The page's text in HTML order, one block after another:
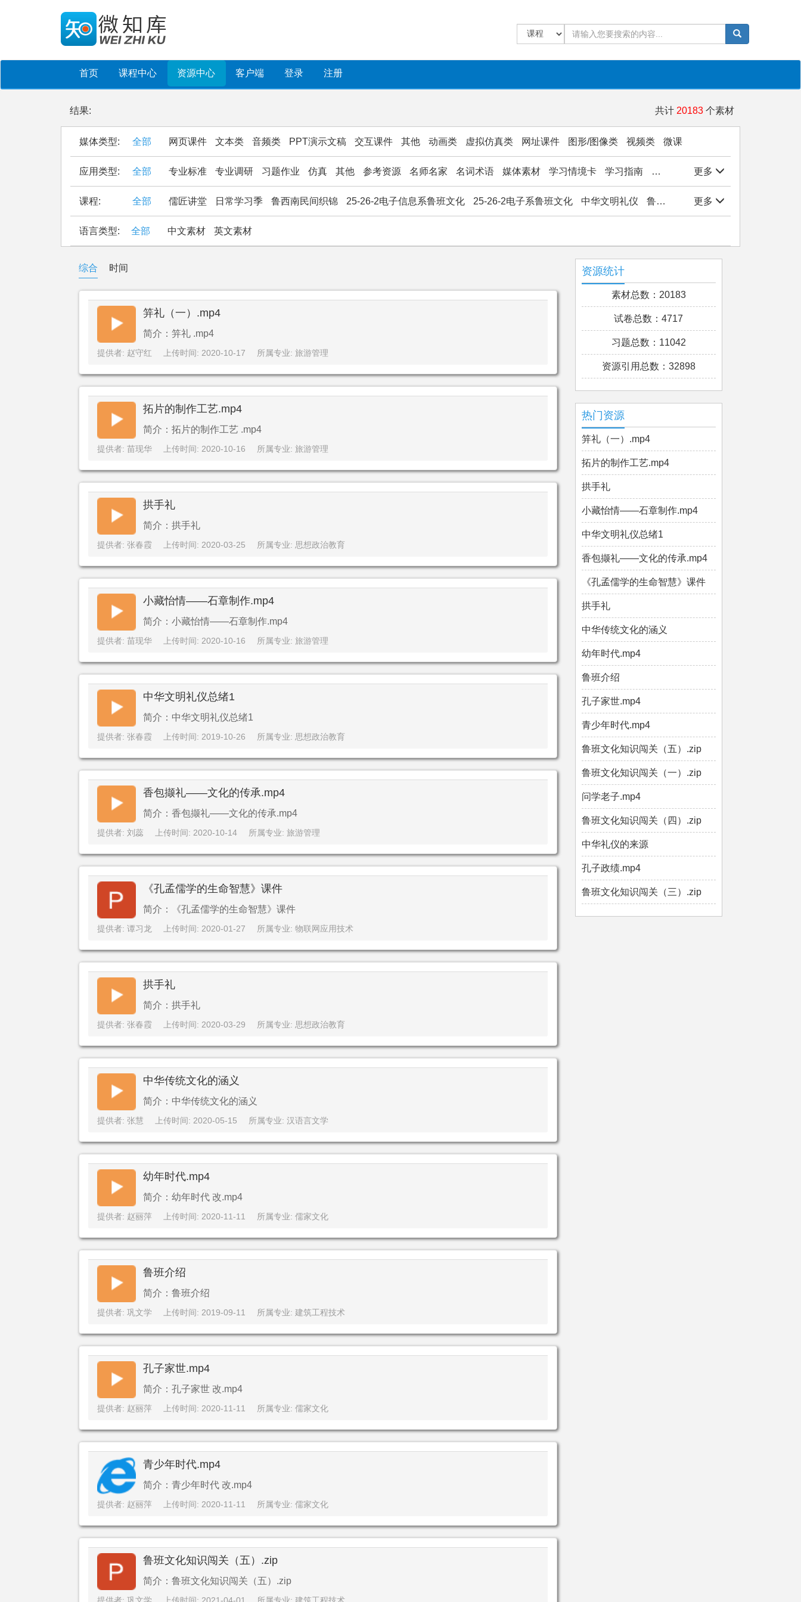
首页 课程中心 资源中心 客户端 登录 注册
结果: 共计 20183 个素材
媒体类型: 全部 网页课件 文本类 音频类 PPT演示文稿 交互课件 其他 动画类 虚拟仿真类 网址课件 图形/图像类 视频类 微课
应用类型: 全部 专业标准 专业调研 习题作业 仿真 其他 参考资源 名师名家 名词术语 媒体素材 学习情境卡 学习指南 学生作品 实验/实训/实习
更多
课程: 全部 儒匠讲堂 日常学习季 鲁西南民间织锦 25-26-2电子信息系鲁班文化 25-26-2电子系鲁班文化 中华文明礼仪 鲁班文化与工匠精神 更多
语言类型: 全部 中文素材 英文素材
综合 时间
笄礼（一）.mp4
简介：笄礼 .mp4
提供者: 赵守红 上传时间: 2020-10-17 所属专业: 旅游管理
拓片的制作工艺.mp4
简介：拓片的制作工艺 .mp4
提供者: 苗现华 上传时间: 2020-10-16 所属专业: 旅游管理
拱手礼
简介：拱手礼
提供者: 张春霞 上传时间: 2020-03-25 所属专业: 思想政治教育
小藏怡情——石章制作.mp4
简介：小藏怡情——石章制作.mp4
提供者: 苗现华 上传时间: 2020-10-16 所属专业: 旅游管理
中华文明礼仪总绪1
简介：中华文明礼仪总绪1
提供者: 张春霞 上传时间: 2019-10-26 所属专业: 思想政治教育
香包撷礼——文化的传承.mp4
简介：香包撷礼——文化的传承.mp4
提供者: 刘蕊 上传时间: 2020-10-14 所属专业: 旅游管理
《孔孟儒学的生命智慧》课件
简介：《孔孟儒学的生命智慧》课件
提供者: 谭习龙 上传时间: 2020-01-27 所属专业: 物联网应用技术
拱手礼
简介：拱手礼
提供者: 张春霞 上传时间: 2020-03-29 所属专业: 思想政治教育
中华传统文化的涵义
简介：中华传统文化的涵义
提供者: 张慧 上传时间: 2020-05-15 所属专业: 汉语言文学
幼年时代.mp4
简介：幼年时代 改.mp4
提供者: 赵丽萍 上传时间: 2020-11-11 所属专业: 儒家文化
鲁班介绍
简介：鲁班介绍
提供者: 巩文学 上传时间: 2019-09-11 所属专业: 建筑工程技术
孔子家世.mp4
简介：孔子家世 改.mp4
提供者: 赵丽萍 上传时间: 2020-11-11 所属专业: 儒家文化
青少年时代.mp4
简介：青少年时代 改.mp4
提供者: 赵丽萍 上传时间: 2020-11-11 所属专业: 儒家文化
鲁班文化知识闯关（五）.zip
简介：鲁班文化知识闯关（五）.zip
资源统计
素材总数：20183
试卷总数：4717
习题总数：11042
资源引用总数：32898
热门资源
笄礼（一）.mp4
拓片的制作工艺.mp4
拱手礼
小藏怡情——石章制作.mp4
中华文明礼仪总绪1
香包撷礼——文化的传承.mp4
《孔孟儒学的生命智慧》课件
拱手礼
中华传统文化的涵义
幼年时代.mp4
鲁班介绍
孔子家世.mp4
青少年时代.mp4
鲁班文化知识闯关（五）.zip
鲁班文化知识闯关（一）.zip
问学老子.mp4
鲁班文化知识闯关（四）.zip
中华礼仪的来源
孔子政绩.mp4
鲁班文化知识闯关（三）.zip